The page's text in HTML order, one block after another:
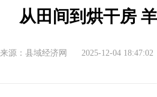
从田间到烘干房
来源：县域经济网 2025-12-04 18:47:02